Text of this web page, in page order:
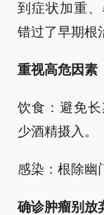
到症状加重
错过了早期根
重视高危因素
饮食：避免
少酒精摄入。
感染：根除幽
确诊肿瘤别放